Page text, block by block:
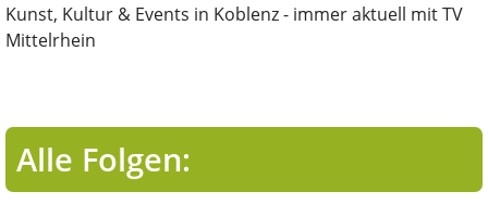
Kunst, Kultur & Events in Koblenz - immer aktuell mit TV
Mittelrhein
Alle Folgen: